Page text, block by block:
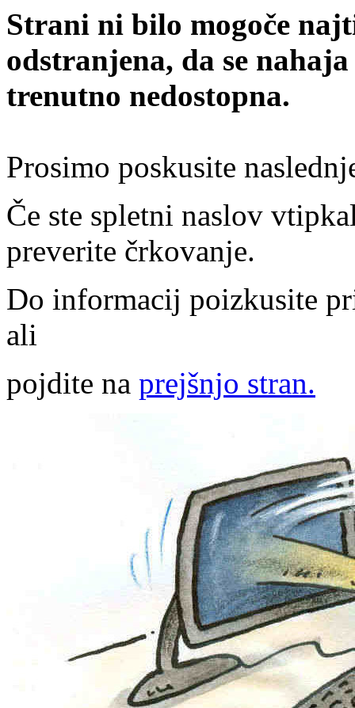
Strani ni bilo mogoče
odstranjena, da se
trenutno nedostopna.
Prosimo poskusite
Če ste spletni naslov
preverite črkovanje.
Do informacij poizkusite
ali
pojdite na prejšnjo stran.